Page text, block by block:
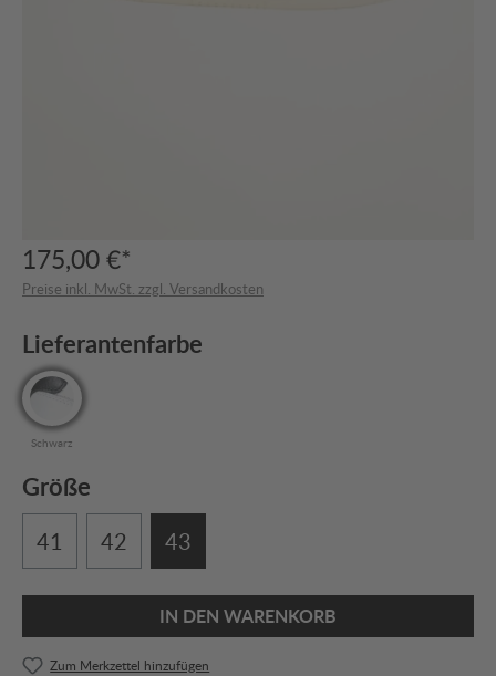
175,00 €*
Preise inkl. MwSt. zzgl. Versandkosten
Lieferantenfarbe
Schwarz
Größe
41 42 43
IN DEN WARENKORB
Zum Merkzettel hinzufügen